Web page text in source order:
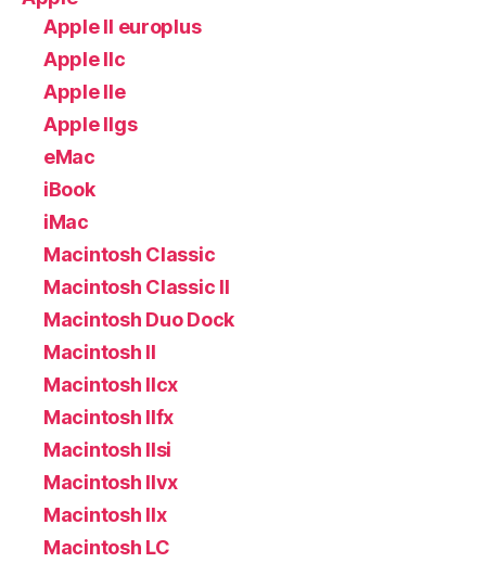
Apple II europlus
Apple IIc
Apple IIe
Apple IIgs
eMac
iBook
iMac
Macintosh Classic
Macintosh Classic II
Macintosh Duo Dock
Macintosh II
Macintosh IIcx
Macintosh IIfx
Macintosh IIsi
Macintosh IIvx
Macintosh IIx
Macintosh LC